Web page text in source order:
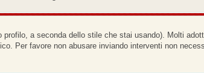
a seconda dello stile che stai usando). Molti
Per favore non abusare inviando interventi non